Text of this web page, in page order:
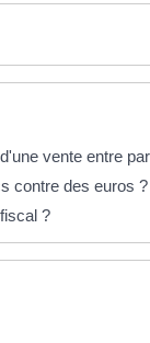
vente entre
contre des euros ?
?